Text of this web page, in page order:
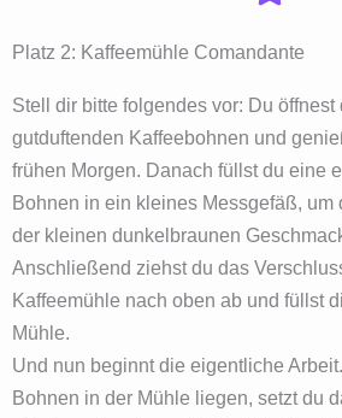
Platz 2: Kaffeemühle Comandante
Stell dir bitte folgendes vor: Du
gutduftenden Kaffeebohnen und
frühen Morgen. Danach füllst du eine
Bohnen in ein kleines Messgefäß, um
der kleinen dunkelbraunen
Anschließend ziehst du das
Kaffeemühle nach oben ab und füllst
Mühle.
Und nun beginnt die eigentliche
Bohnen in der Mühle liegen, setzt du